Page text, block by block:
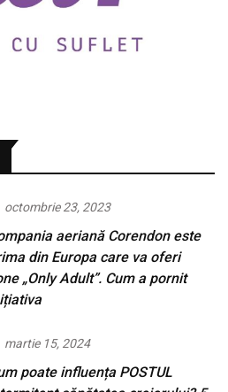
octombrie 23, 2023
aeriană Corendon este
din Europa care va oferi
„Only Adult”. Cum a pornit
martie 15, 2024
poate influența POSTUL